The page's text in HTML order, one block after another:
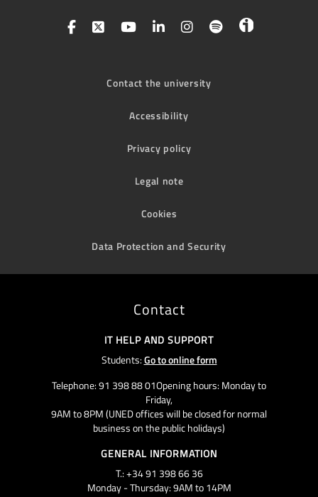
Contact the university
Accessibility
Privacy policy
Legal note
Cookies
Data Protection and Security
Contact
IT HELP AND SUPPORT
Students:Go to online form
Telephone: 91 398 88 01Opening hours: Monday to
Friday,
9AM to 8PM (UNED offices will be closed for normal
business on the public holidays)
GENERAL INFORMATION
T.: +34 91 398 66 36
Monday - Thursday: 9AM to 14PM